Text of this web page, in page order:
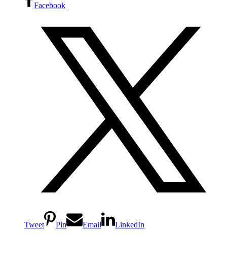
Facebook
Tweet Pin Email LinkedIn